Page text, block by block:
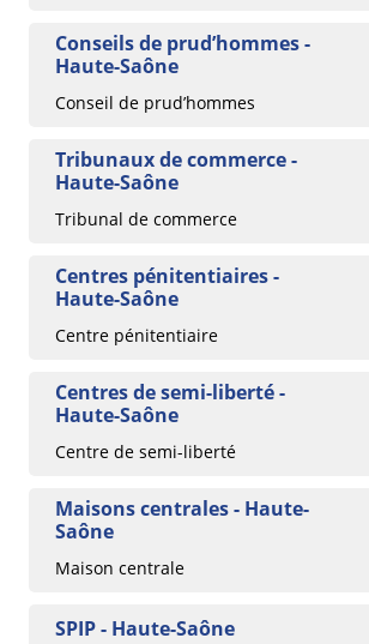
Conseils de prud’hommes -
Haute-Saône
Conseil de prud’hommes
Tribunaux de commerce -
Haute-Saône
Tribunal de commerce
Centres pénitentiaires -
Haute-Saône
Centre pénitentiaire
Centres de semi-liberté -
Haute-Saône
Centre de semi-liberté
Maisons centrales - Haute-
Saône
Maison centrale
SPIP - Haute-Saône